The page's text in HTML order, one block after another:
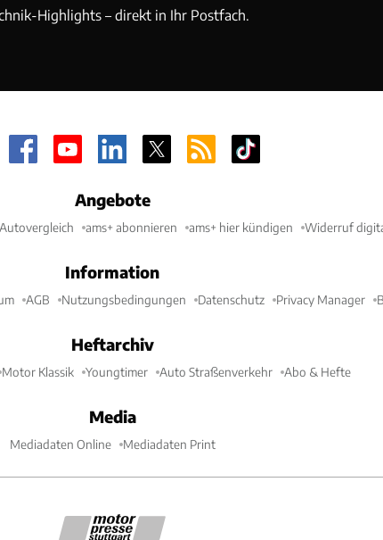
Highlights – direkt in Ihr Postfach.
Angebote
ams+ abonnieren ams+ hier kündigen Widerruf
Information
AGB Nutzungsbedingungen Datenschutz Privacy Manager
Heftarchiv
Motor Klassik Youngtimer Auto Straßenverkehr Abo & Hefte
Media
Mediadaten Online Mediadaten Print